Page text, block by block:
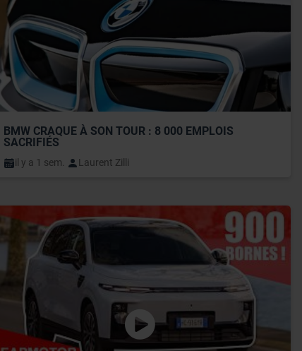
BMW CRAQUE À SON TOUR : 8 000 EMPLOIS
SACRIFIÉS
il y a 1 sem. Laurent Zilli